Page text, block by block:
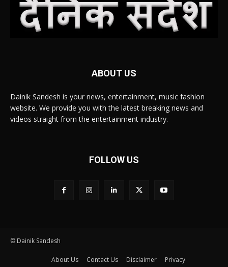
ABOUT US
Dainik Sandesh is your news, entertainment, music fashion
website. We provide you with the latest breaking news and
videos straight from the entertainment industry.
FOLLOW US
© Dainik Sandesh
About Us Contact Us Disclaimer Privacy